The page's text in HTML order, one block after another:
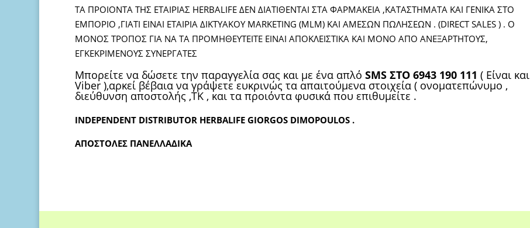
ΤΑ ΠΡΟΙΟΝΤΑ ΤΗΣ ΕΤΑΙΡΙΑΣ HERBALIFEΔΕΝ ΔΙΑΤΙΘΕΝΤΑΙ ΣΤΑ ΦΑΡΜΑΚΕΙΑ ,ΚΑΤΑΣΤΗΜΑΤΑ ΚΑΙ ΓΕΝΙΚΑ ΣΤΟ
ΕΜΠΟΡΙΟ ,ΓΙΑΤΙ ΕΙΝΑΙ ΕΤΑΙΡΙΑ ΔΙΚΤΥΑΚΟΥ MARKETING (MLM) ΚΑΙ ΑΜΕΣΩΝ ΠΩΛΗΣΕΩΝ . (DIRECT SALES) . O
MONOΣ ΤΡΟΠΟΣ ΓΙΑ ΝΑ ΤΑ ΠΡΟΜΗΘΕΥΤΕΙΤΕ ΕΙΝΑΙ ΑΠΟΚΛΕΙΣΤΙΚΑ ΚΑΙ ΜΟΝΟ ΑΠΟ ΑΝΕΞΑΡΤΗΤΟΥΣ,
ΕΓΚΕΚΡΙΜΕΝΟΥΣ ΣΥΝΕΡΓΑΤΕΣ
Mπορείτε να δώσετε την παραγγελία σας και με ένα απλό SMS ΣΤΟ 6943 190 111 ( Είναι και
Viber ),αρκεί βέβαια να γράψετε ευκρινώς τα απαιτούμενα στοιχεία ( ονοματεπώνυμο ,
διεύθυνση αποστολής ,ΤΚ , και τα προιόντα φυσικά που επιθυμείτε .
INDEPENDENT DISTRIBUTOR HERBALIFE GIORGOS DIMOPOULOS .
AΠΟΣΤΟΛΕΣ ΠΑΝΕΛΛΑΔΙΚΑ